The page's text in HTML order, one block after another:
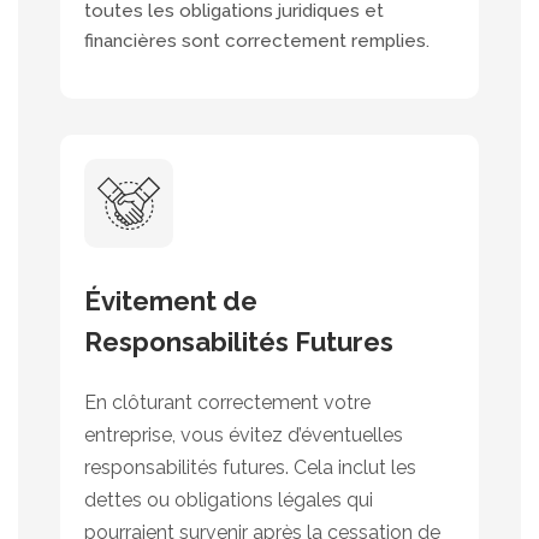
toutes les obligations juridiques et
financières sont correctement remplies.
Évitement de
Responsabilités Futures
En clôturant correctement votre
entreprise, vous évitez d’éventuelles
responsabilités futures. Cela inclut les
dettes ou obligations légales qui
pourraient survenir après la cessation de